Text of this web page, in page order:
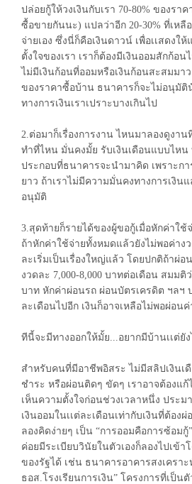
ปล่อยกู้ให้วงเงินกับเรา 70-80% ของรา
ซื้อขายกันนะ) แปลว่าอีก 20-30% ที่เหลื
จ่ายเอง ซึ่งนี่ก็คือเงินดาวน์ เพื่อเเสดงใ
ตั้งใจของเรา เราก็ต้องมีเงินออมสักก้อ
ไม่มีเงินก้อนที่ออมหรือเงินก้อนสะสมมา
ของราคาซื้อบ้าน ธนาคารก็จะไม่อนุมัติ
ทางการเงินเราเปราะบางเกินไป
2.ต่อมาก็เรื่องการงาน ไหนมาลองดูงา
ทำที่ไหน มั่นคงมั้ย รับเงินเดือนแบบไหน
ประกอบที่ธนาคารจะนำมาคิด เพราะก
ยาว ถ้าเราไม่มีความมั่นคงทางการเงิน
อนุมัติ
3.สุดท้ายก็รายได้ของผู้ขอกู้เมื่อหักค่าใช้
ถ้าหักค่าใช้จ่ายทั้งหมดแล้วยังไม่พอค่าง
ละเริ่มเป็นเรื่องใหญ่แล้ว โดยปกติถ้าผ่อ
งวดละ 7,000-8,000 บาทต่อเดือน สมมติ
บาท หักค่าผ่อนรถ ผ่อนบัตรเครดิต ฯลฯ
ละเดือนไปอีก เงินก็อาจเหลือไม่พอผ่อน
ทีนี้จะมีทางออกให้มั้ย...อยากมีบ้านเเต่ยั
สำหรับคนที่มีอาชีพอิสระ ไม่มีสลิปเงินเ
ชำระ หรือผ่อนติดๆ ขัดๆ เราอาจต้องแก้
เห็นความตั้งใจก่อนช่วงเวลาหนึ่ง ประม
เงินออมในเเต่ละเดือนเท่ากับเงินที่ต้องผ่
ลองคิดง่ายๆ เป็น “การออมคือการซ้อมกู้
ค่อยมีระเบียบวินัยในตัวเองก็ลองไปเข้า
ของรัฐได้ เช่น ธนาคารอาคารสงเคราะ
ธอส.โรงเรียนการเงิน” โครงการที่เป็น